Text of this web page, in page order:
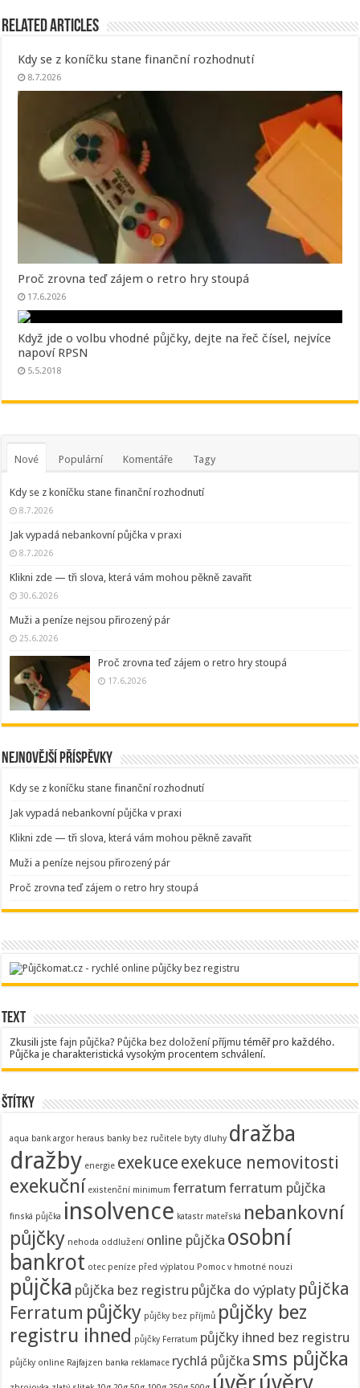
Related Articles
Kdy se z koníčku stane finanční rozhodnutí
8.7.2026
Proč zrovna teď zájem o retro hry stoupá
17.6.2026
Když jde o volbu vhodné půjčky, dejte na řeč čísel, nejvíce
napoví RPSN
5.5.2018
Nové Populární Komentáře Tagy
Kdy se z koníčku stane finanční rozhodnutí
8.7.2026
Jak vypadá nebankovní půjčka v praxi
8.7.2026
Klikni zde — tři slova, která vám mohou pěkně zavařit
30.6.2026
Muži a peníze nejsou přirozený pár
25.6.2026
Proč zrovna teď zájem o retro hry stoupá
17.6.2026
Nejnovější příspěvky
Kdy se z koníčku stane finanční rozhodnutí
Jak vypadá nebankovní půjčka v praxi
Klikni zde — tři slova, která vám mohou pěkně zavařit
Muži a peníze nejsou přirozený pár
Proč zrovna teď zájem o retro hry stoupá
Text
Zkusili jstefajn půjčka?Půjčka bez doložení příjmu téměř pro každého.
Půjčka je charakteristická vysokým procentem schválení.
Štítky
aqua bank argor heraus banky bez ručitele byty dluhy dražba
dražby energie exekuce exekuce nemovitosti
exekuční existenční minimum ferratum ferratum půjčka
finská půjčka insolvence katastr mateřská nebankovní
půjčky nehoda oddlužení online půjčka osobní
bankrot otec peníze před výplatou Pomoc v hmotné nouzi
půjčka půjčka bez registru půjčka do výplaty půjčka
Ferratum půjčky půjčky bez příjmů půjčky bez
registru ihned půjčky Ferratum půjčky ihned bez registru
půjčky online Rajfajzen banka reklamace rychlá půjčka sms půjčka